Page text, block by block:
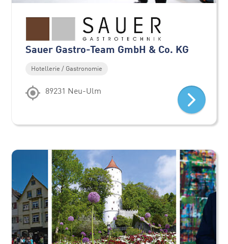
Sauer Gastro-Team GmbH & Co. KG
Hotellerie / Gastronomie
89231 Neu-Ulm